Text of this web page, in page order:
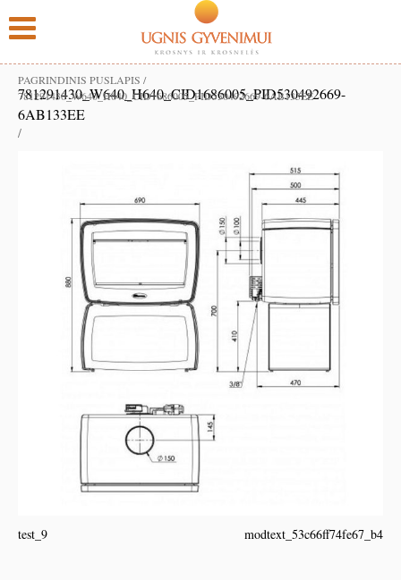
PAGRINDINIS PUSLAPIS /
781291430_W640_H640_CID1686005_PID530492669-6AB133EE
781291430_W640_H640_CID1686005_PID530492669-
6AB133EE
/
test_9 modtext_53c66ff74fe67_b4